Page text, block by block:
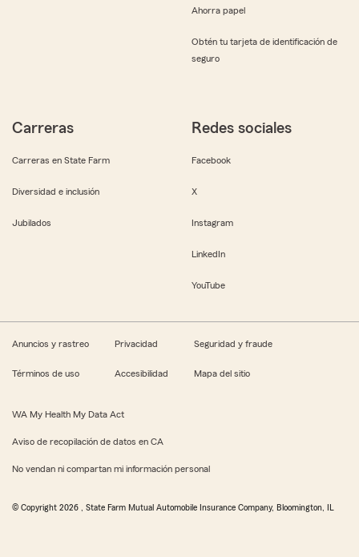
Ahorra papel
Obtén tu tarjeta de identificación de
seguro
Carreras
Carreras en State Farm
Diversidad e inclusión
Jubilados
Redes sociales
Facebook
X
Instagram
LinkedIn
YouTube
Anuncios y rastreo Privacidad Seguridad y fraude
Términos de uso Accesibilidad Mapa del sitio
WA My Health My Data Act
Aviso de recopilación de datos en CA
No vendan ni compartan mi información personal
© Copyright 2026 , State Farm Mutual Automobile Insurance Company, Bloomington, IL